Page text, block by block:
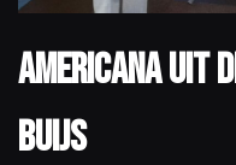
Americana uit
Buijs